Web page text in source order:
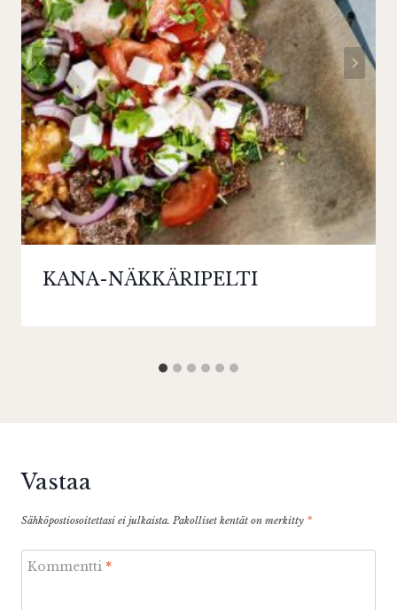
KANA-NÄKKÄRIPELTI
Vastaa
Sähköpostiosoitettasi ei julkaista. Pakolliset kentät on merkitty *
Kommentti *